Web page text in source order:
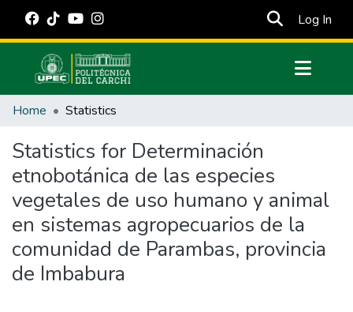
Log In
Communities & Collections
Estadísticas Externas
Manuales
Home Statistics
Statistics for Determinación
etnobotánica de las especies
vegetales de uso humano y animal
en sistemas agropecuarios de la
comunidad de Parambas, provincia
de Imbabura